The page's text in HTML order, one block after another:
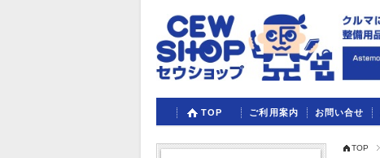
TOP ご利用案内 お問い合せ
TOP